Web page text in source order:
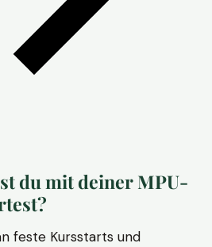
du mit deiner MPU-
feste Kursstarts und